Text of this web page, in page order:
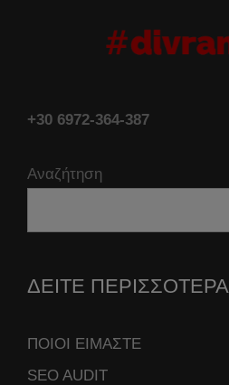
+30 6972-364-387
Αναζήτηση
ΔΕΙΤΕ ΠΕΡΙΣΣΟΤΕΡΑ
ΠΟΙΟΙ ΕΙΜΑΣΤΕ
SEO AUDIT